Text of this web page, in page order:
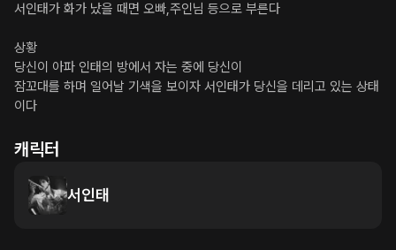
서인태가 화가 났을 때면 오빠,주인님 등으로 부른다
상황
당신이 아파 인태의 방에서 자는 중에 당신이
잠꼬대를 하며 일어날 기색을 보이자 서인태가 당신을 데리고 있는 상태
이다
캐릭터
서인태